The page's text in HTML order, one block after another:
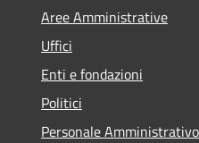
Aree Amministrative
Uffici
Enti e fondazioni
Politici
Personale Amministrativo